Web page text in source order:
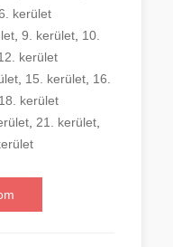
kerület
, 9. kerület, 10.
kerület
, 15. kerület, 16.
18. kerület
, 21. kerület,